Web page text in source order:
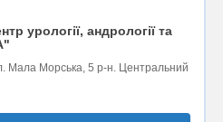
урології, андрології та
Мала Морська, 5 р-н. Центральний